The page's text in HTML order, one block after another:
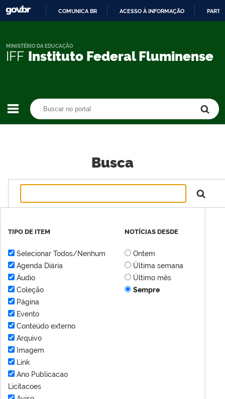
CONTEÚDO
COMUNICA BR ACESSO À INFORMAÇÃO
IFF Instituto Federal Fluminense
MINISTÉRIO DA EDUCAÇÃO
Busca
TIPO DE ITEM
Selecionar Todos/Nenhum
Agenda Diária
Áudio
Coleção
Página
Evento
Conteúdo externo
Arquivo
Imagem
Link
Ano Publicacao
Licitacoes
NOTÍCIAS DESDE
Ontem
Última semana
Último mês
Sempre